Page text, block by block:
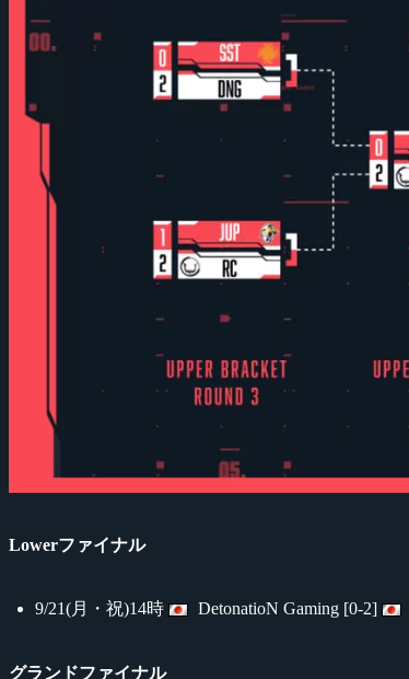
Lowerファイナル
9/21(月・祝)14時 DetonatioN Gaming [0-2]
グランドファイナル